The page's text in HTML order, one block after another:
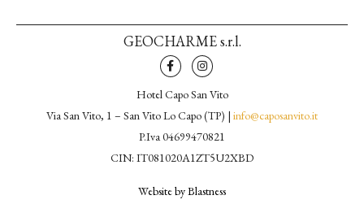
GEOCHARME s.r.l.
Hotel Capo San Vito
Via San Vito, 1 – San Vito Lo Capo (TP) | info@caposanvito.it
P.Iva 04699470821
CIN: IT081020A1ZT5U2XBD
Website by Blastness